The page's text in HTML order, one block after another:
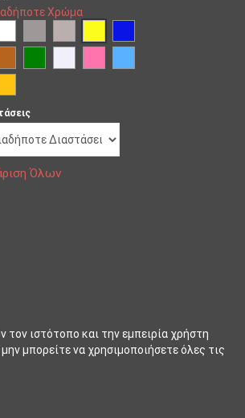
Χρώμα
Όλων
ιστότοπο και την εμπειρία χρήστη
μπορείτε να χρησιμοποιήσετε όλες τις